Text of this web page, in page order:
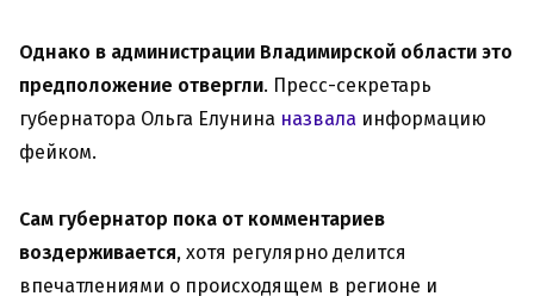
Однако в администрации Владимирской области это
предположение отвергли. Пресс-секретарь
губернатора Ольга Елунина назвала информацию
фейком.
Сам губернатор пока от комментариев
воздерживается, хотя регулярно делится
впечатлениями о происходящем в регионе и